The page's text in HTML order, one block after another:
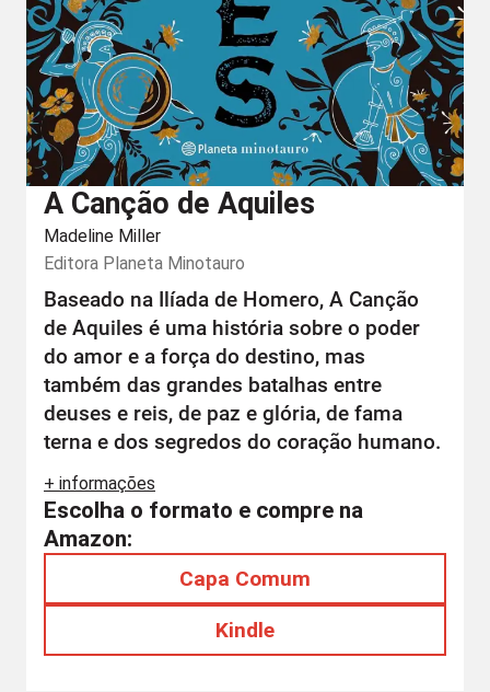
A Canção de Aquiles
Madeline Miller
Editora Planeta Minotauro
Baseado na Ilíada de Homero, A Canção
de Aquiles é uma história sobre o poder
do amor e a força do destino, mas
também das grandes batalhas entre
deuses e reis, de paz e glória, de fama
terna e dos segredos do coração humano.
+ informações
Escolha o formato e compre na
Amazon:
Capa Comum
Kindle